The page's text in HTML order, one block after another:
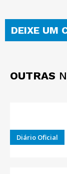
DEIXE UM
OUTRAS
Diário Oficial